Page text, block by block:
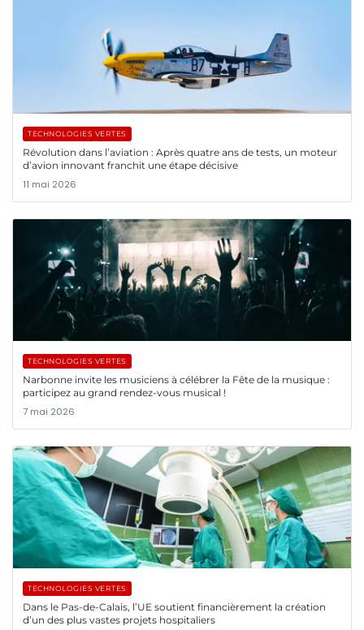
TECHNOLOGIES VERTES
Révolution dans l’aviation : Après quatre ans de tests, un moteur
d’avion innovant franchit une étape décisive
11 mai 2026
TECHNOLOGIES VERTES
Narbonne invite les musiciens à célébrer la Fête de la musique :
participez au grand rendez-vous musical !
7 mai 2026
TECHNOLOGIES VERTES
Dans le Pas-de-Calais, l’UE soutient financièrement la création
d’un des plus vastes projets hospitaliers